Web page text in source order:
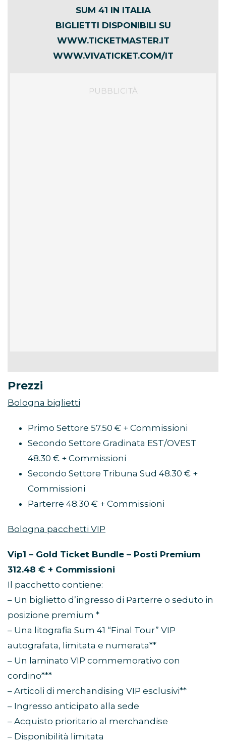
SUM 41 IN ITALIA
BIGLIETTI DISPONIBILI SU
WWW.TICKETMASTER.IT
WWW.VIVATICKET.COM/IT
Prezzi
Bologna biglietti
Primo Settore 57.50 € + Commissioni
Secondo Settore Gradinata EST/OVEST
48.30 € + Commissioni
Secondo Settore Tribuna Sud 48.30 € +
Commissioni
Parterre 48.30 € + Commissioni
Bologna pacchetti VIP
Vip1 – Gold Ticket Bundle – Posti Premium
312.48 € + Commissioni
Il pacchetto contiene:
– Un biglietto d’ingresso di Parterre o seduto in
posizione premium *
– Una litografia Sum 41 “Final Tour” VIP
autografata, limitata e numerata**
– Un laminato VIP commemorativo con
cordino***
– Articoli di merchandising VIP esclusivi**
– Ingresso anticipato alla sede
– Acquisto prioritario al merchandise
– Disponibilità limitata